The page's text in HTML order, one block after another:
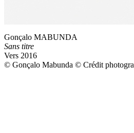
Gonçalo MABUNDA
Sans titre
Vers 2016
© Gonçalo Mabunda © Crédit